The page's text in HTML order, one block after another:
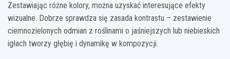
Zestawiając różne kolory, można uzyskać interesujące efekty
wizualne. Dobrze sprawdza się zasada kontrastu – zestawienie
ciemnozielonych odmian z roślinami o jaśniejszych lub niebieskich
igłach tworzy głębię i dynamikę w kompozycji.